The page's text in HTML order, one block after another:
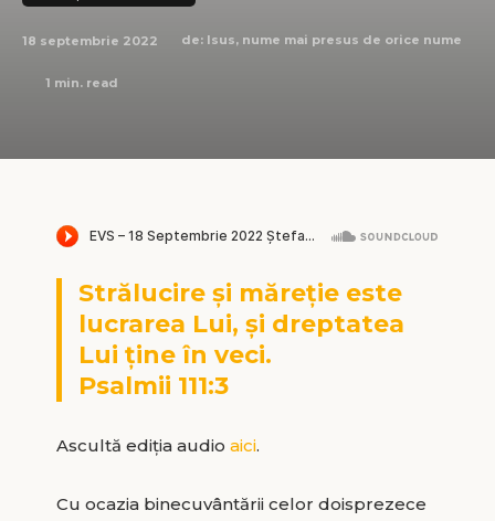
18 septembrie 2022 de: Isus, nume mai presus de orice nume
1 min. read
Strălucire și măreție este
lucrarea Lui, și dreptatea
Lui ține în veci.
Psalmii 111:3
Ascultă ediția audio aici.
Cu ocazia binecuvântării celor doisprezece